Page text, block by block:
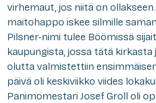
virhemaut, jos niitä on
maitohappo iskee silmille
Pilsner-nimi tulee Böömissä
kaupungista, jossa tätä kirkasta
olutta valmistettiin
päivä oli keskiviikko viides
Panimomestari Josef Groll oli